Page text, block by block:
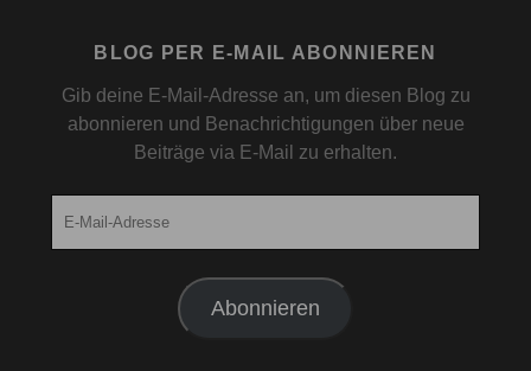
BLOG PER E-MAIL ABONNIEREN
Gib deine E-Mail-Adresse an, um diesen Blog zu
abonnieren und Benachrichtigungen über neue
Beiträge via E-Mail zu erhalten.
Abonnieren